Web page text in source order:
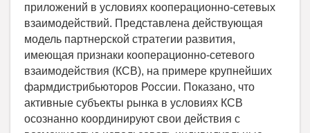
приложений в условиях кооперационно-сетевых
взаимодействий. Представлена действующая
модель партнерской стратегии развития,
имеющая признаки кооперационно-сетевого
взаимодействия (КСВ), на примере крупнейших
фармдистрибьюторов России. Показано, что
активные субъекты рынка в условиях КСВ
осознанно координируют свои действия с